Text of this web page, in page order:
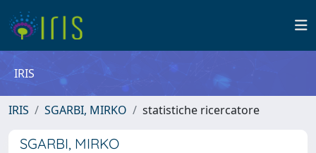
IRIS
IRIS SGARBI, MIRKO statistiche ricercatore
SGARBI, MIRKO